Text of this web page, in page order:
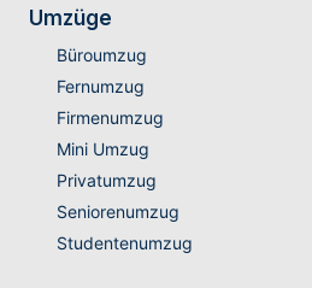
Umzüge
Büroumzug
Fernumzug
Firmenumzug
Mini Umzug
Privatumzug
Seniorenumzug
Studentenumzug